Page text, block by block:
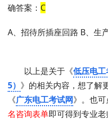
确答案： C
A、招待所插座回路 B、生
以上是关于《低压电
5） 》的相关内容，想了解
《广东电工考试网》。也
名咨询表单即可得到专业